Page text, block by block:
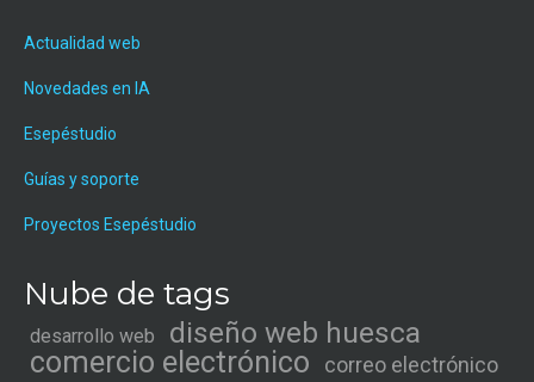
Actualidad web
Novedades en IA
Esepéstudio
Guías y soporte
Proyectos Esepéstudio
Nube de tags
desarrollo web
diseño web huesca
comercio electrónico
correo electrónico